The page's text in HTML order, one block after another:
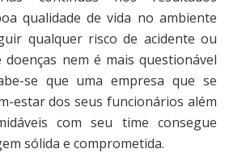
qualidade de vida no ambiente
qualquer risco de acidente ou
doenças nem é mais questionável
se que uma empresa que se
estar dos seus funcionários além
com seu time consegue
sólida e comprometida.